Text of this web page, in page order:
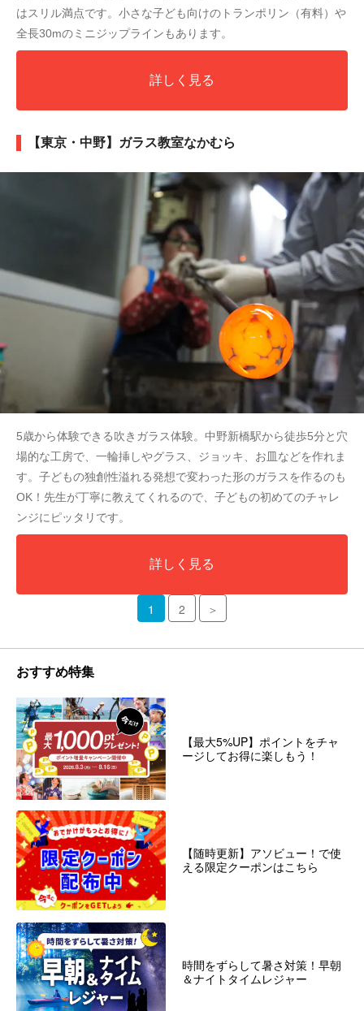
はスリル満点です。小さな子ども向けのトランポリン（有料）や
全長30mのミニジップラインもあります。
詳しく見る
【東京・中野】ガラス教室なかむら
5歳から体験できる吹きガラス体験。中野新橋駅から徒歩5分と穴
場的な工房で、一輪挿しやグラス、ジョッキ、お皿などを作れま
す。子どもの独創性溢れる発想で変わった形のガラスを作るのも
OK！先生が丁寧に教えてくれるので、子どもの初めてのチャレ
ンジにピッタリです。
詳しく見る
1 2 ＞
おすすめ特集
【最大5%UP】ポイントをチャ
ージしてお得に楽しもう！
【随時更新】アソビュー！で使
える限定クーポンはこちら
時間をずらして暑さ対策！早朝
＆ナイトタイムレジャー